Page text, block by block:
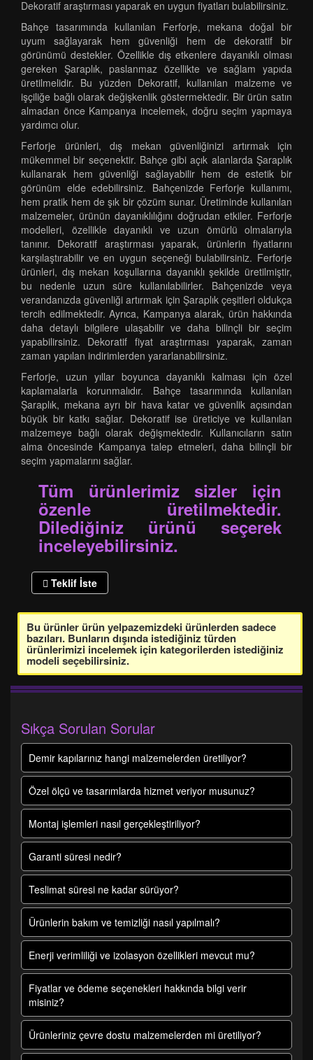
Dekoratif araştırması yaparak en uygun fiyatları bulabilirsiniz.
Bahçe tasarımında kullanılan Ferforje, mekana doğal bir
uyum sağlayarak hem güvenliği hem de dekoratif bir
görünümü destekler. Özellikle dış etkenlere dayanıklı olması
gereken Şaraplık, paslanmaz özellikte ve sağlam yapıda
üretilmelidir. Bu yüzden Dekoratif, kullanılan malzeme ve
işçiliğe bağlı olarak değişkenlik göstermektedir. Bir ürün satın
almadan önce Kampanya incelemek, doğru seçim yapmaya
yardımcı olur.
Ferforje ürünleri, dış mekan güvenliğinizi artırmak için
mükemmel bir seçenektir. Bahçe gibi açık alanlarda Şaraplık
kullanarak hem güvenliği sağlayabilir hem de estetik bir
görünüm elde edebilirsiniz. Bahçenizde Ferforje kullanımı,
hem pratik hem de şık bir çözüm sunar. Üretiminde kullanılan
malzemeler, ürünün dayanıklılığını doğrudan etkiler. Ferforje
modelleri, özellikle dayanıklı ve uzun ömürlü olmalarıyla
tanınır. Dekoratif araştırması yaparak, ürünlerin fiyatlarını
karşılaştırabilir ve en uygun seçeneği bulabilirsiniz. Ferforje
ürünleri, dış mekan koşullarına dayanıklı şekilde üretilmiştir,
bu nedenle uzun süre kullanılabilirler. Bahçenizde veya
verandanızda güvenliği artırmak için Şaraplık çeşitleri oldukça
tercih edilmektedir. Ayrıca, Kampanya alarak, ürün hakkında
daha detaylı bilgilere ulaşabilir ve daha bilinçli bir seçim
yapabilirsiniz. Dekoratif fiyat araştırması yaparak, zaman
zaman yapılan indirimlerden yararlanabilirsiniz.
Ferforje, uzun yıllar boyunca dayanıklı kalması için özel
kaplamalarla korunmalıdır. Bahçe tasarımında kullanılan
Şaraplık, mekana ayrı bir hava katar ve güvenlik açısından
büyük bir katkı sağlar. Dekoratif ise üreticiye ve kullanılan
malzemeye bağlı olarak değişmektedir. Kullanıcıların satın
alma öncesinde Kampanya talep etmeleri, daha bilinçli bir
seçim yapmalarını sağlar.
Tüm ürünlerimiz sizler için
özenle üretilmektedir.
Dilediğiniz ürünü seçerek
inceleyebilirsiniz.
Teklif İste
Bu ürünler ürün yelpazemizdeki ürünlerden sadece
bazıları. Bunların dışında istediğiniz türden
ürünlerimizi incelemek için kategorilerden istediğiniz
modeli seçebilirsiniz.
Sıkça Sorulan Sorular
Demir kapılarınız hangi malzemelerden üretiliyor?
Özel ölçü ve tasarımlarda hizmet veriyor musunuz?
Montaj işlemleri nasıl gerçekleştiriliyor?
Garanti süresi nedir?
Teslimat süresi ne kadar sürüyor?
Ürünlerin bakım ve temizliği nasıl yapılmalı?
Enerji verimliliği ve izolasyon özellikleri mevcut mu?
Fiyatlar ve ödeme seçenekleri hakkında bilgi verir
misiniz?
Ürünleriniz çevre dostu malzemelerden mi üretiliyor?